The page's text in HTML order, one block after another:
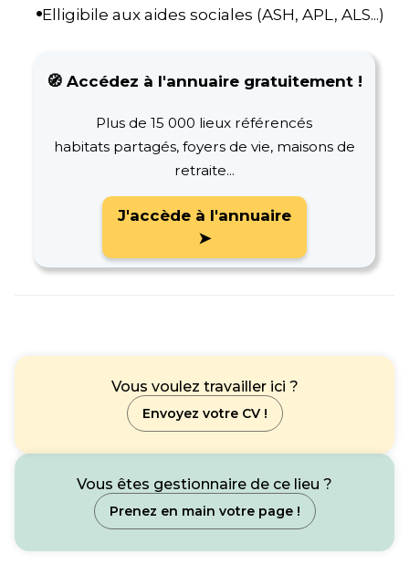
Elligibile aux aides sociales (ASH, APL, ALS...)
🧭 Accédez à l'annuaire gratuitement !
Plus de 15 000 lieux référencés
habitats partagés, foyers de vie, maisons de
retraite...
J'accède à l'annuaire
➤
Vous voulez travailler ici ?
Envoyez votre CV !
Vous êtes gestionnaire de ce lieu ?
Prenez en main votre page !